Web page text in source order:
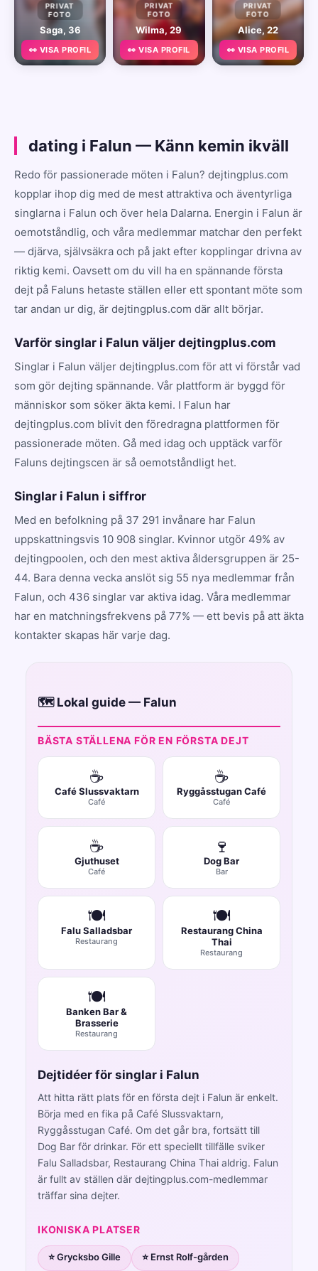
PRIVAT
FOTO
Saga, 36
👀 VISA PROFIL
PRIVAT
FOTO
Wilma, 29
👀 VISA PROFIL
PRIVAT
FOTO
Alice, 22
👀 VISA PROFIL
dating i Falun — Känn kemin ikväll
Redo för passionerade möten i Falun? dejtingplus.com
kopplar ihop dig med de mest attraktiva och äventyrliga
singlarna i Falun och över hela Dalarna. Energin i Falun är
oemotståndlig, och våra medlemmar matchar den perfekt
— djärva, självsäkra och på jakt efter kopplingar drivna av
riktig kemi. Oavsett om du vill ha en spännande första
dejt på Faluns hetaste ställen eller ett spontant möte som
tar andan ur dig, är dejtingplus.com där allt börjar.
Varför singlar i Falun väljer dejtingplus.com
Singlar i Falun väljer dejtingplus.com för att vi förstår vad
som gör dejting spännande. Vår plattform är byggd för
människor som söker äkta kemi. I Falun har
dejtingplus.com blivit den föredragna plattformen för
passionerade möten. Gå med idag och upptäck varför
Faluns dejtingscen är så oemotståndligt het.
Singlar i Falun i siffror
Med en befolkning på 37 291 invånare har Falun
uppskattningsvis 10 908 singlar. Kvinnor utgör 49% av
dejtingpoolen, och den mest aktiva åldersgruppen är 25-
44. Bara denna vecka anslöt sig 55 nya medlemmar från
Falun, och 436 singlar var aktiva idag. Våra medlemmar
har en matchningsfrekvens på 77% — ett bevis på att äkta
kontakter skapas här varje dag.
🗺️ Lokal guide — Falun
BÄSTA STÄLLENA FÖR EN FÖRSTA DEJT
☕
Café Slussvaktarn
Café
☕
Ryggåsstugan Café
Café
☕
Gjuthuset
Café
🍷
Dog Bar
Bar
🍽️
Falu Salladsbar
Restaurang
🍽️
Restaurang China
Thai
Restaurang
🍽️
Banken Bar &
Brasserie
Restaurang
Dejtidéer för singlar i Falun
Att hitta rätt plats för en första dejt i Falun är enkelt.
Börja med en fika på Café Slussvaktarn,
Ryggåsstugan Café. Om det går bra, fortsätt till
Dog Bar för drinkar. För ett speciellt tillfälle sviker
Falu Salladsbar, Restaurang China Thai aldrig. Falun
är fullt av ställen där dejtingplus.com-medlemmar
träffar sina dejter.
IKONISKA PLATSER
⭐ Grycksbo Gille ⭐ Ernst Rolf-gården